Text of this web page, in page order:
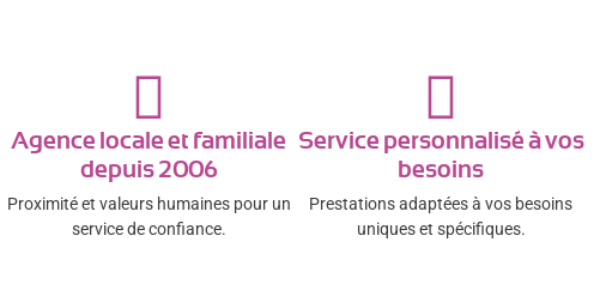
Agence locale et familiale
depuis 2006
Proximité et valeurs humaines pour un
service de confiance.
Service personnalisé à vos
besoins
Prestations adaptées à vos besoins
uniques et spécifiques.